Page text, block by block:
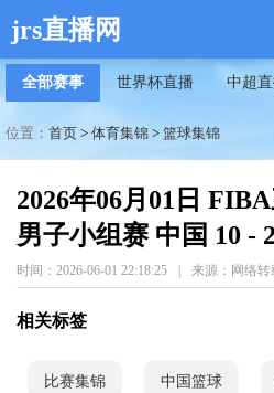
jrs直播网
全部赛事 世界杯直播 中超
位置： 首页 > 体育集锦 > 篮球集锦
2026年06月01日
男子小组赛 中国 10 -
时间：2026-06-01 22:18:25 来源：网络转
相关标签
比赛集锦 中国篮球